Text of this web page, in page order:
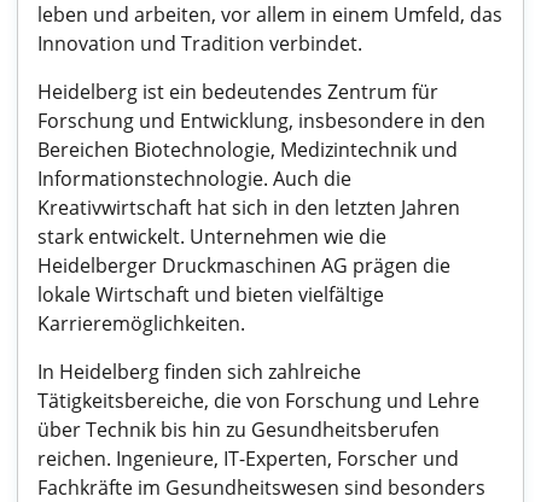
leben und arbeiten, vor allem in einem Umfeld, das
Innovation und Tradition verbindet.
Heidelberg ist ein bedeutendes Zentrum für
Forschung und Entwicklung, insbesondere in den
Bereichen Biotechnologie, Medizintechnik und
Informationstechnologie. Auch die
Kreativwirtschaft hat sich in den letzten Jahren
stark entwickelt. Unternehmen wie die
Heidelberger Druckmaschinen AG prägen die
lokale Wirtschaft und bieten vielfältige
Karrieremöglichkeiten.
In Heidelberg finden sich zahlreiche
Tätigkeitsbereiche, die von Forschung und Lehre
über Technik bis hin zu Gesundheitsberufen
reichen. Ingenieure, IT-Experten, Forscher und
Fachkräfte im Gesundheitswesen sind besonders